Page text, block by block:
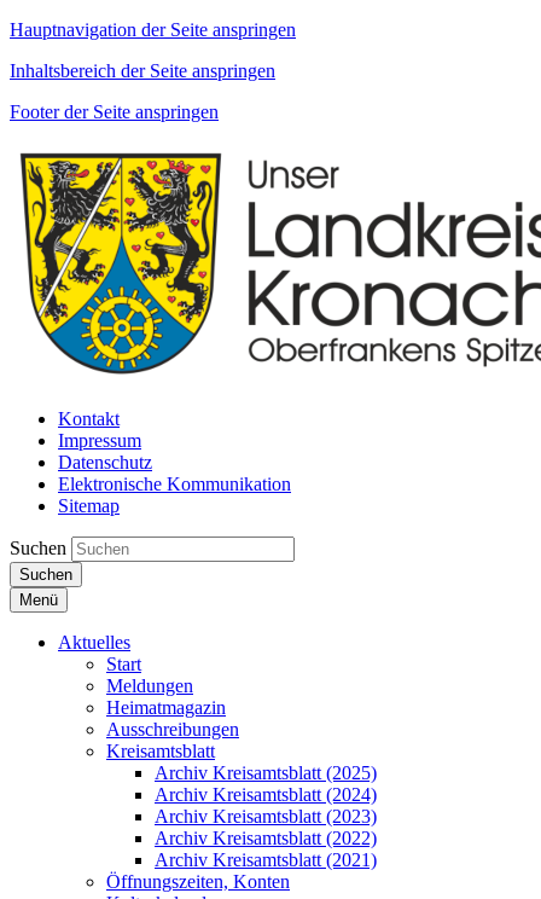
Hauptnavigation der Seite anspringen
Inhaltsbereich der Seite anspringen
Footer der Seite anspringen
Kontakt
Impressum
Datenschutz
Elektronische Kommunikation
Sitemap
Suchen
Suchen
Menü
Aktuelles
Start
Meldungen
Heimatmagazin
Ausschreibungen
Kreisamtsblatt
Archiv Kreisamtsblatt (2025)
Archiv Kreisamtsblatt (2024)
Archiv Kreisamtsblatt (2023)
Archiv Kreisamtsblatt (2022)
Archiv Kreisamtsblatt (2021)
Öffnungszeiten, Konten